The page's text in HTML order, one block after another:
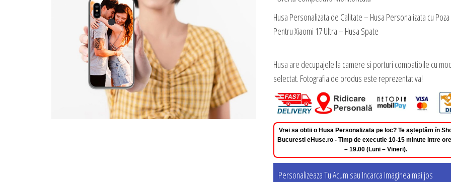
Husa Personalizata de Calitate – Husa Personalizata cu Poza
Pentru Xiaomi 17 Ultra – Husa Spate
Husa are decupajele la camere si porturi compatibile cu
selectat. Fotografia de produs este reprezentativa!
Vrei sa obtii o Husa Personalizata pe loc? Te așteptăm în
Bucuresti eHuse.ro - Timp de executie 10-15 minute intre
– 19.00 (Luni – Vineri).
Personalizeaza Tu Acum sau Incarca Imaginea mai jos